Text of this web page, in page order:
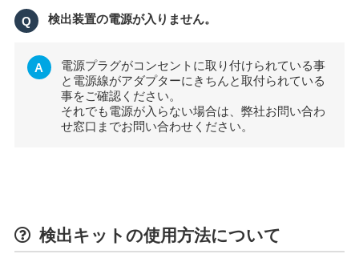
Q 検出装置の電源が入りません。
A
電源プラグがコンセントに取り付けられている事
と電源線がアダプターにきちんと取付られている
事をご確認ください。
それでも電源が入らない場合は、弊社お問い合わ
せ窓口までお問い合わせください。
検出キットの使用方法について